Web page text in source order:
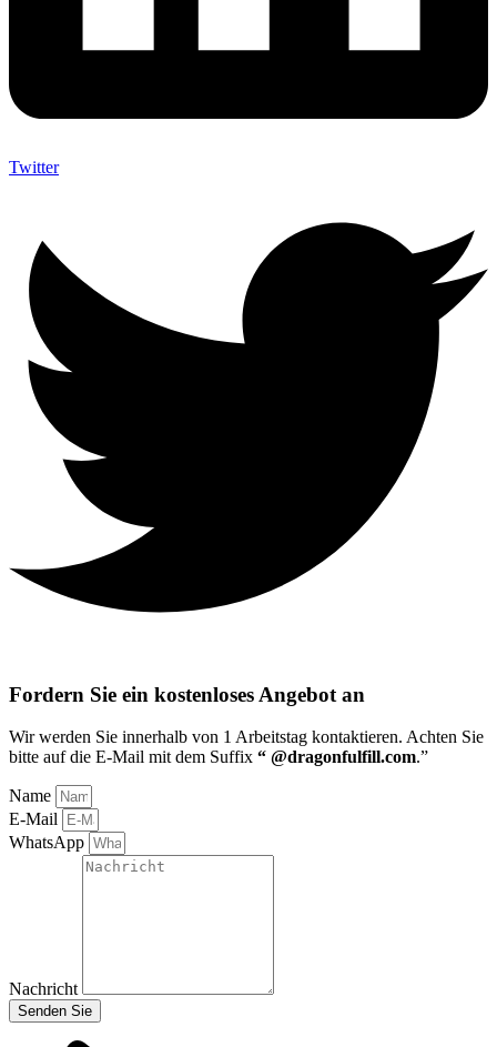
Twitter
Fordern Sie ein kostenloses Angebot an
Wir werden Sie innerhalb von 1 Arbeitstag kontaktieren. Achten Sie
bitte auf die E-Mail mit dem Suffix “ @dragonfulfill.com.”
Name
E-Mail
WhatsApp
Nachricht
Senden Sie